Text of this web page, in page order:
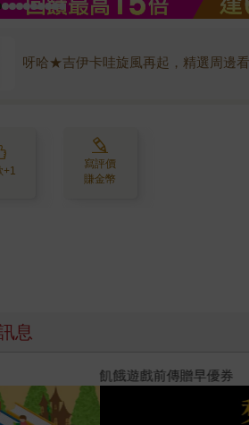
呀哈★吉伊卡哇旋風再起，精選周邊
+1
寫評價
賺金幣
息
能倖存者：如果不「有用」，我還值得